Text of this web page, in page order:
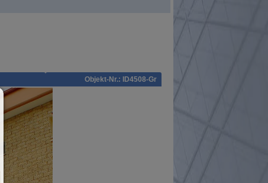
Objekt-Nr.: ID4508-Gr
Consent Manager
Um fortfahren zu können,müssen Sie eine Cookie-Auswahl treffen.
erhalten Sie eine Erläuterung der verschiedenen Optionen und ihrer
Jedes Cookie wie z.B. Tracking- und Analytische-Cookies sowie